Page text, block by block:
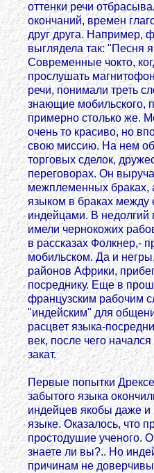
оттенки речи
окончаний, времен
друг друга. Например,
выглядела так: "Песня
Современные чокто,
прослушать
речи, понимали треть
знающие мобильского,
примерно столько же.
очень то красиво, но
свою миссию. На нем
торговых сделок,
переговорах. Он
межплеменных
языком в браках между
индейцами. В недолгий
имели чернокожих
в рассказах Фолкнер,-
мобильском. Да и
районов Африки,
посреднику. Еще в
французским рабочим
"индейским" для
расцвет языка-
век, после чего
закат.
Первые попытки
забытого языка
индейцев якобы даже
языке. Оказалось, что
простодушие ученого.
знаете ли вы?.. Но
причинам не